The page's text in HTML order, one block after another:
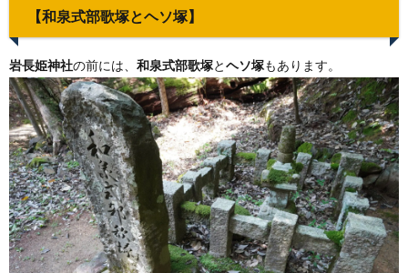
【和泉式部歌塚とヘソ塚】
岩長姫神社の前には、 和泉式部歌塚と ヘソ塚もあります。